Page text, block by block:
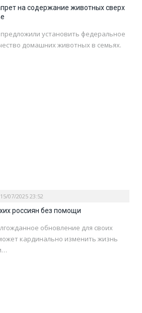
на содержание животных сверх
установить федеральное
домашних животных в семьях.
15/07/2025 23:52
россиян без помощи
обновление для своих
кардинально изменить жизнь